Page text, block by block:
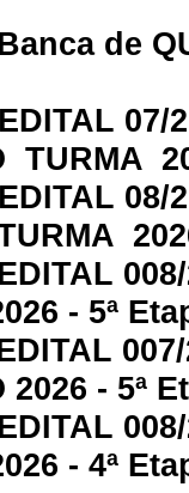
de
EDITAL 07/
TURMA 
EDITAL 08/

- 5ª
2026 - 5ª
- 4ª